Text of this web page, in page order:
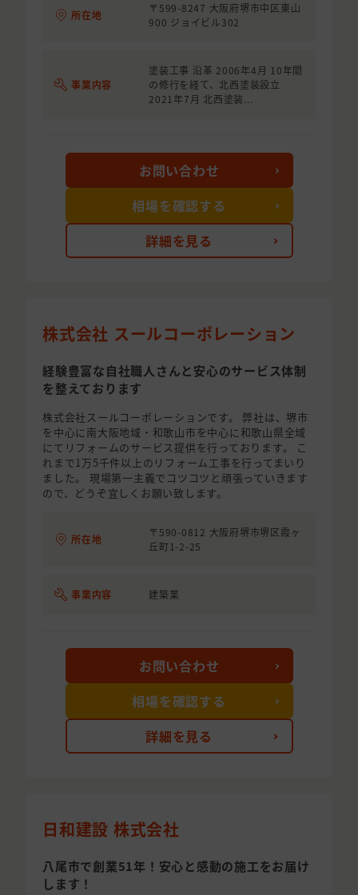
所在地
〒599-8247 大阪府堺市中区東山
900 ジョイビル302
事業内容
塗装工事 沿革 2006年4月 10年間
の修行を経て、北西塗装設立
2021年7月 北西塗装...
詳細を見る
お問い合わせ
相場を確認する
株式会社 スールコーポレーション
経験豊富な自社職人さんと安心のサービス体制
を整えております
株式会社スールコーポレーションです。 弊社は、堺市
を中心に南大阪地域・和歌山市を中心に和歌山県全域
にてリフォームのサービス提供を行っております。 こ
れまで1万5千件以上のリフォーム工事を行ってまいり
ました。 現場第一主義でコツコツと頑張っていきます
ので、どうぞ宜しくお願い致します。
所在地
〒590-0812 大阪府堺市堺区霞ヶ
丘町1-2-25
事業内容 建築業
詳細を見る
お問い合わせ
相場を確認する
日和建設 株式会社
八尾市で創業51年！安心と感動の施工をお届け
します！